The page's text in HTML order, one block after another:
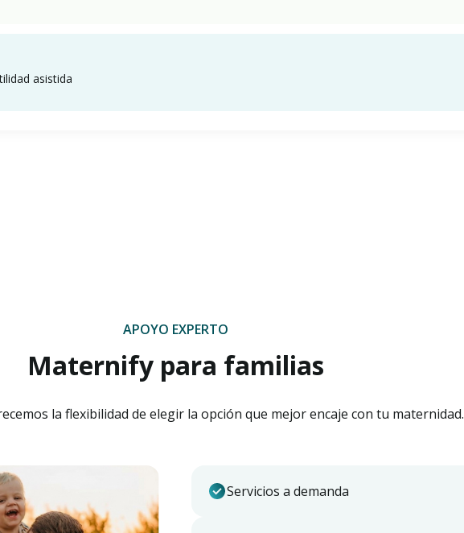
asistida
APOYO EXPERTO
Maternify para familias
la flexibilidad de elegir la opción que mejor encaje con tu maternidad.
Servicios a demanda